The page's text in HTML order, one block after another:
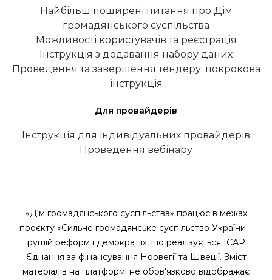
Найбільш поширені питання про Дім
громадянського суспільства
Можливості користувачів та реєстрація
Інструкція з додавання набору даних
Проведення та завершення тендеру: покрокова
інструкція
Для провайдерів
Інструкція для індивідуальних провайдерів
Проведення вебінару
«Дім громадянського суспільства» працює в межах
проєкту «Сильне громадянське суспільство України –
рушій реформ і демократії», що реалізується ІСАР
Єднання за фінансування Норвегії та Швеції. Зміст
матеріалів на платформі не обов'язково відображає